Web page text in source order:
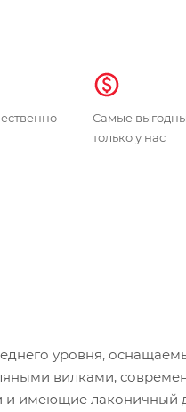
Самые
только у нас
уровня,
вилками,
и имеющие лаконичный